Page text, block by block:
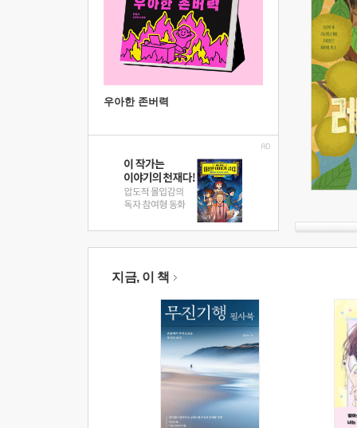
우아한 존버력
지금, 이 책